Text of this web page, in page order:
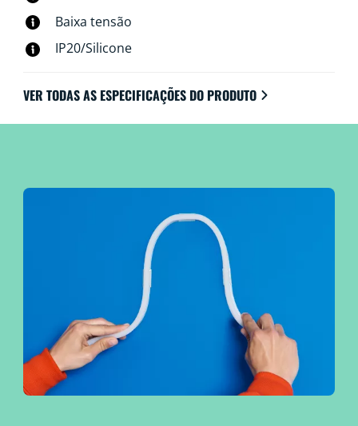
Baixa tensão
IP20/Silicone
VER TODAS AS ESPECIFICAÇÕES DO PRODUTO